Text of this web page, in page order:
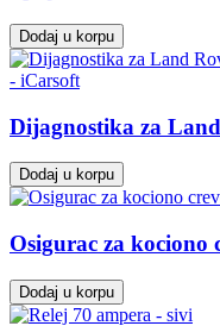
Dodaj u korpu
Dijagnostika za
Dodaj u korpu
Osigurac za kociono
Dodaj u korpu